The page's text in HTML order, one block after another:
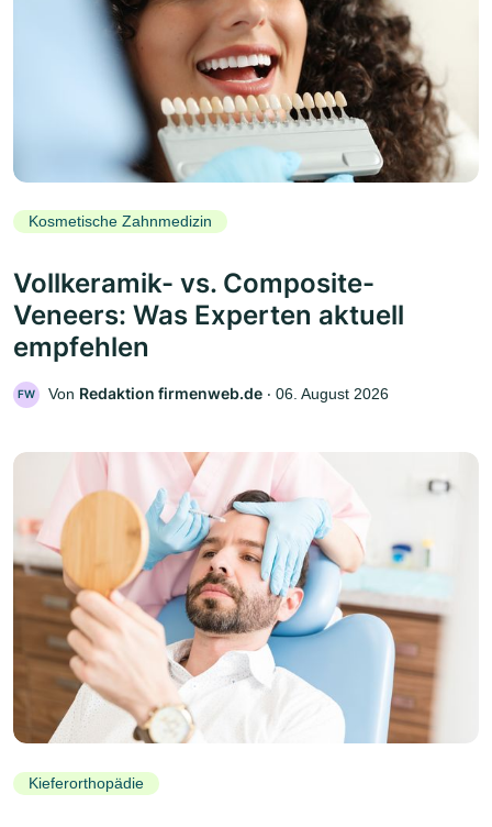
Kosmetische Zahnmedizin
Vollkeramik- vs. Composite-
Veneers: Was Experten aktuell
empfehlen
FW Von Redaktion firmenweb.de ‧ 06. August 2026
Kieferorthopädie